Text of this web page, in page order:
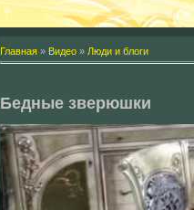
Главная » Видео » Люди и блоги
Бедные зверюшки